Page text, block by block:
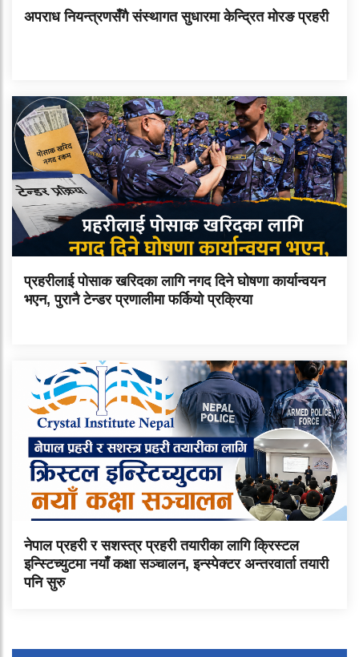
अपराध नियन्त्रणसँगै संस्थागत सुधारमा केन्द्रित मोरङ प्रहरी
प्रहरीलाई पोसाक खरिदका लागि नगद दिने घोषणा कार्यान्वयन
भएन, पुरानै टेन्डर प्रणालीमा फर्कियो प्रक्रिया
नेपाल प्रहरी र सशस्त्र प्रहरी तयारीका लागि क्रिस्टल
इन्स्टिच्युटमा नयाँ कक्षा सञ्चालन, इन्स्पेक्टर अन्तरवार्ता तयारी
पनि सुरु